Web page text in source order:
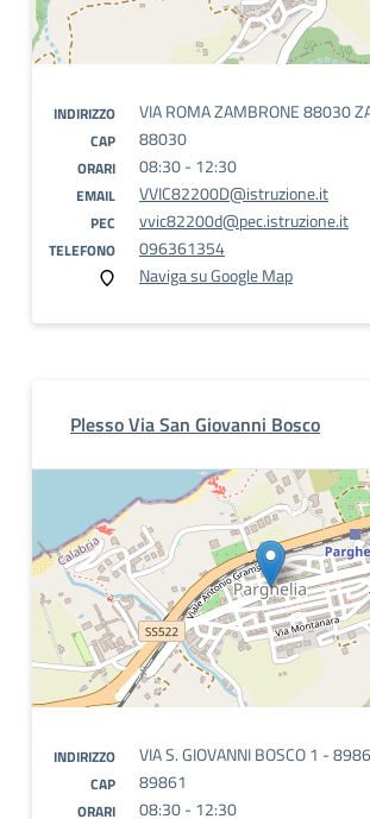
INDIRIZZO VIA ROMA ZAMBRONE 88030
CAP 88030
ORARI 08:30 - 12:30
EMAIL VVIC82200D@istruzione.it
PEC vvic82200d@pec.istruzione.it
TELEFONO
096361354
Naviga su Google Map
Plesso Via San Giovanni Bosco
INDIRIZZO VIA S. GIOVANNI BOSCO 1 -
CAP 89861
ORARI 08:30 - 12:30